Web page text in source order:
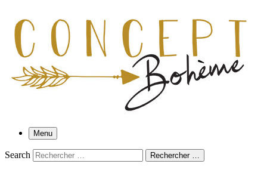
Menu
Search Rechercher …